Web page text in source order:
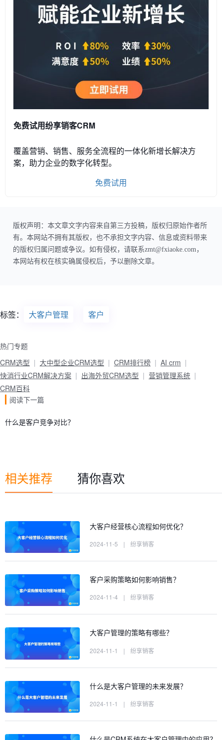
免费试用纷享销客CRM
覆盖营销、销售、服务全流程的一体化新增长解决方
案，助力企业的数字化转型。
免费试用
版权声明：本文章文字内容来自第三方投稿，版权归原始作者所
有。本网站不拥有其版权，也不承担文字内容、信息或资料带来
的版权归属问题或争议。如有侵权，请联系zmt@fxiaoke.com，
本网站有权在核实确属侵权后，予以删除文章。
标签： 大客户管理 客户
热门专题
CRM选型
大中型企业CRM选型 CRM排行榜
AI crm
快消行业CRM解决方案
出海外贸CRM选型
营销管理系统
CRM百科
阅读下一篇
什么是客户竞争对比？
相关推荐 猜你喜欢
大客户经营核心流程如何优化？
2024-11-5 | 纷享销客
客户采购策略如何影响销售？
2024-11-4 | 纷享销客
大客户管理的策略有哪些？
2024-11-1 | 纷享销客
什么是大客户管理的未来发展？
2024-11-1 | 纷享销客